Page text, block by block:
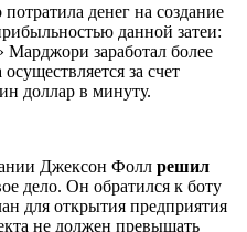
потратила денег на создание
данной затеи:
заработал более
за счет
доллар в минуту.
Джексон Фолл решил
дело. Он обратился к боту
для открытия предприятия
не должен превышать